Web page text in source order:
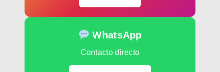
WhatsApp
Contacto directo